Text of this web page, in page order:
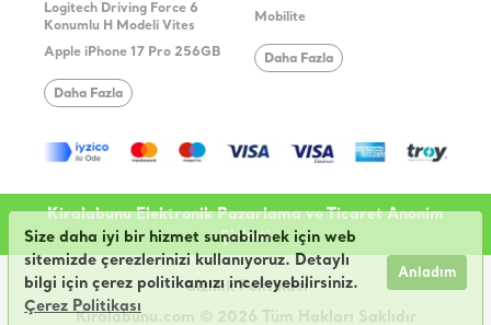
Size daha iyi bir hizmet sunabilmek için web
sitemizde çerezlerinizi kullanıyoruz. Detaylı
bilgi için çerez politikamızı inceleyebilirsiniz.
Çerez Politikası
Anladım
Logitech Driving Force 6
Konumlu H Modeli Vites
Apple iPhone 17 Pro 256GB
Daha Fazla
Mobilite
Daha Fazla
Kiralabunu Elektronik Pazarlama ve Ticaret Anonim
Şirketi
Gizlilik Politikası
Kiralabunu.com © 2026 Tüm Hakları Saklıdır